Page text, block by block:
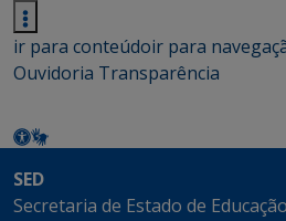
ir para conteúdoir para
Ouvidoria Transparência
SED
Secretaria de Estado de Educação